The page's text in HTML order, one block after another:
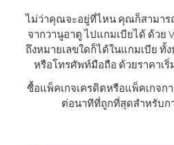
ไม่ว่าคุณจะอยู่ที่ไหน คุณก็สามาร
จากวานูอาตู ไปแกมเบียได้ ด้วย
ถึงหมายเลขใดก็ได้ในแกมเบีย ทั้
หรือโทรศัพท์มือถือ ด้วยราคาเริ่
ซื้อแพ็คเกจเครดิตหรือแพ็คเกจก
ต่อนาทีที่ถูกที่สุดสำหรับก